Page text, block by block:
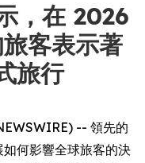
，在 2026
客表示著
旅行
-- 領先的
何影響全球旅客的決